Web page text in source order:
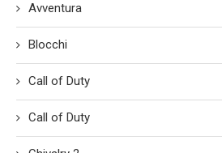
Avventura
Blocchi
Call of Duty
Call of Duty